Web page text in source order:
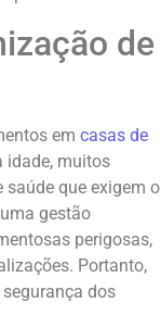
de
em casas de
idade, muitos
que exigem o
gestão
perigosas,
Portanto,
dos